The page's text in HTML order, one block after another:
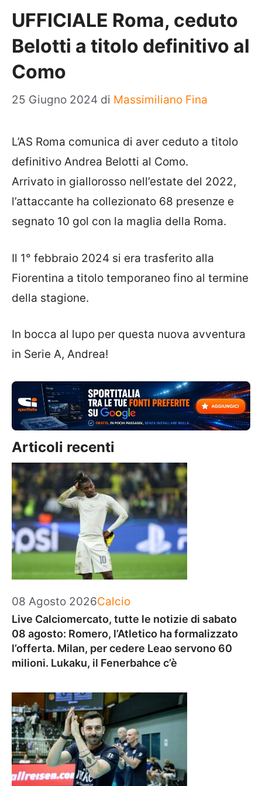
UFFICIALE Roma, ceduto
Belotti a titolo definitivo al
Como
25 Giugno 2024 di Massimiliano Fina
L’AS Roma comunica di aver ceduto a titolo
definitivo Andrea Belotti al Como.
Arrivato in giallorosso nell’estate del 2022,
l’attaccante ha collezionato 68 presenze e
segnato 10 gol con la maglia della Roma.
Il 1° febbraio 2024 si era trasferito alla
Fiorentina a titolo temporaneo fino al termine
della stagione.
In bocca al lupo per questa nuova avventura
in Serie A, Andrea!
Articoli recenti
08 Agosto 2026Categorie
Calcio
Live Calciomercato, tutte le notizie di sabato
08 agosto: Romero, l’Atletico ha formalizzato
l’offerta. Milan, per cedere Leao servono 60
milioni. Lukaku, il Fenerbahce c’è